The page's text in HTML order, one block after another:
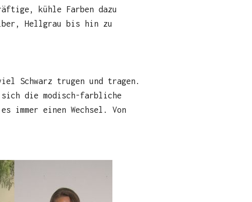
kühle Farben dazu
Hellgrau bis hin zu
Schwarz trugen und tragen.
sich die modisch-farbliche
immer einen Wechsel. Von